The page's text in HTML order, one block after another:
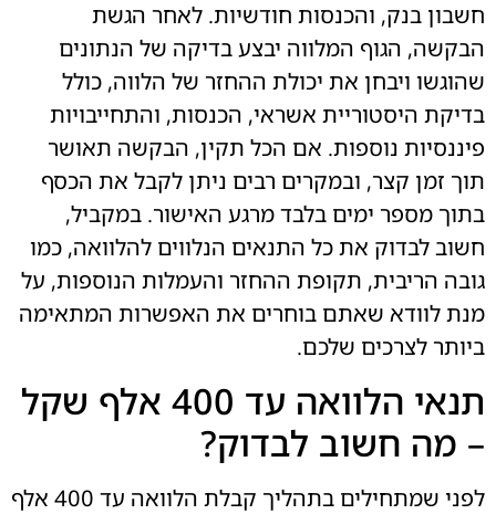
חשבון בנק, והכנסות חודשיות. לאחר הגשת
הבקשה, הגוף המלווה יבצע בדיקה של הנתונים
שהוגשו ויבחן את יכולת ההחזר של הלווה, כולל
בדיקת היסטוריית אשראי, הכנסות, והתחייבויות
פיננסיות נוספות. אם הכל תקין, הבקשה תאושר
תוך זמן קצר, ובמקרים רבים ניתן לקבל את הכסף
בתוך מספר ימים בלבד מרגע האישור. במקביל,
חשוב לבדוק את כל התנאים הנלווים להלוואה, כמו
גובה הריבית, תקופת ההחזר והעמלות הנוספות, על
מנת לוודא שאתם בוחרים את האפשרות המתאימה
ביותר לצרכים שלכם.
תנאי הלוואה עד 400 אלף שקל
– מה חשוב לבדוק?
לפני שמתחילים בתהליך קבלת הלוואה עד 400 אלף